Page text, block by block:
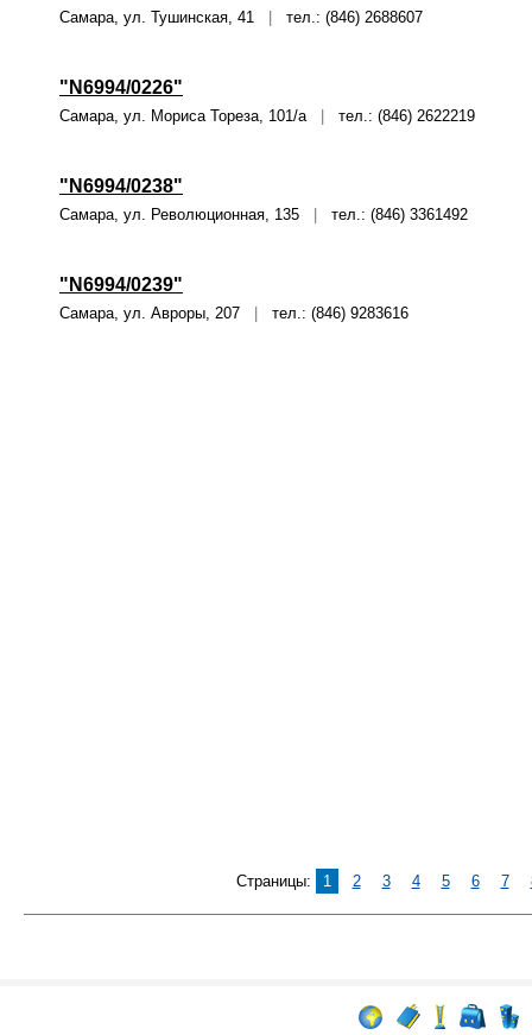
Самара, ул. Тушинская, 41 тел.: (846) 2688607
"N6994/0226"
Самара, ул. Мориса Тореза, 101/а тел.: (846) 2622219
"N6994/0238"
Самара, ул. Революционная, 135 тел.: (846) 3361492
"N6994/0239"
Самара, ул. Авроры, 207 тел.: (846) 9283616
Страницы: 1 2 3 4 5 6 7